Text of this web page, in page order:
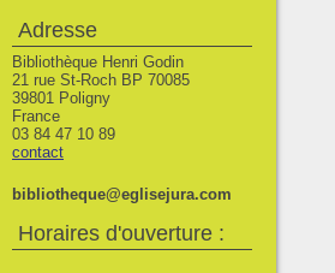
Adresse
Bibliothèque Henri Godin
21 rue St-Roch BP 70085
39801 Poligny
France
03 84 47 10 89
contact
bibliotheque@eglisejura.com
Horaires d'ouverture :